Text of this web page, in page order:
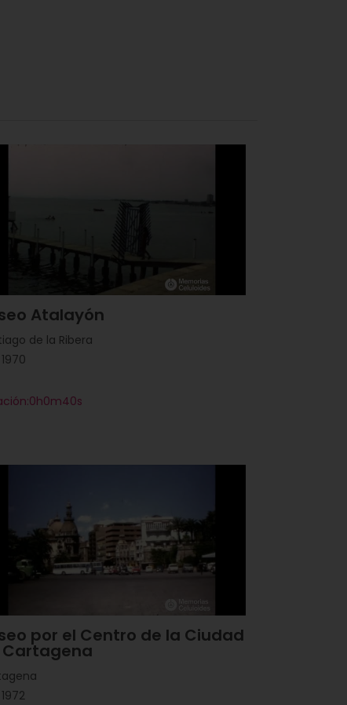
Atalayón
de la Ribera
por el Centro de la Ciudad